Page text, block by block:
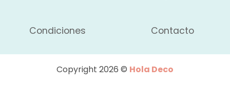
Condiciones Contacto
Copyright 2026 © Hola Deco